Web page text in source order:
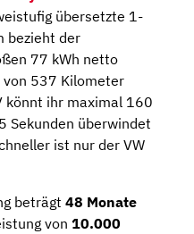
übersetzte 1-
bezieht der
77 kWh netto
von 537 Kilometer
könnt ihr maximal 160
Sekunden überwindet
ist nur der VW
beträgt 48 Monate
von 10.000